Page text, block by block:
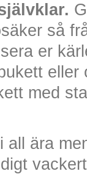
så
er
eller
med
all ära